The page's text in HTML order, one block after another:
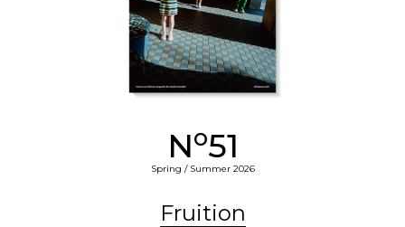
No51
Spring / Summer 2026
Fruition